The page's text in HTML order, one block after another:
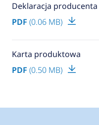
Deklaracja producenta
PDF (0.06 MB)
Karta produktowa
PDF (0.50 MB)